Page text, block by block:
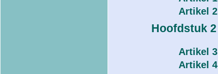
Artikel
Hoofdstuk
Artikel
Artikel